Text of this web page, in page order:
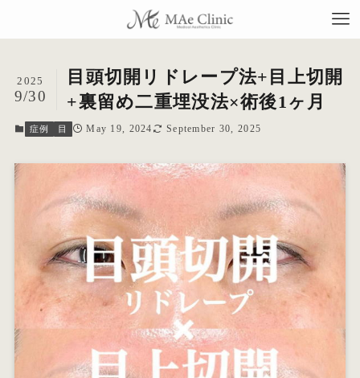
当
目頭切開リドレープ法+目上切開
+裏留め二重埋没法×術後1ヶ月
2025
9/30
症例 目 May 19, 2024 September 30, 2025